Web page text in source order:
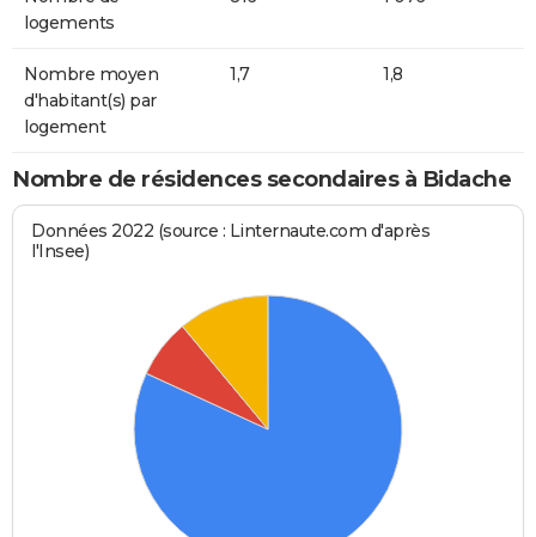
logements
Nombre moyen
d'habitant(s) par
logement
1,7 1,8
Nombre de résidences secondaires à Bidache
Données 2022 (source : Linternaute.com d'après
l'Insee)